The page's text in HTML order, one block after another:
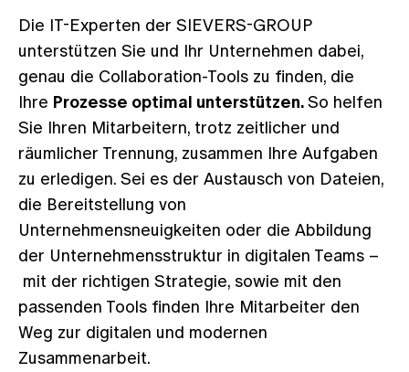
Die IT-Experten der SIEVERS-GROUP
unterstützen Sie und Ihr Unternehmen dabei,
genau die Collaboration-Tools zu finden, die
Ihre Prozesse optimal unterstützen.So helfen
Sie Ihren Mitarbeitern, trotz zeitlicher und
räumlicher Trennung, zusammen Ihre Aufgaben
zu erledigen. Sei es der Austausch von Dateien,
die Bereitstellung von
Unternehmensneuigkeiten oder die Abbildung
der Unternehmensstruktur in digitalen Teams –
mit der richtigen Strategie, sowie mit den
passenden Tools finden Ihre Mitarbeiter den
Weg zur digitalen und modernen
Zusammenarbeit.